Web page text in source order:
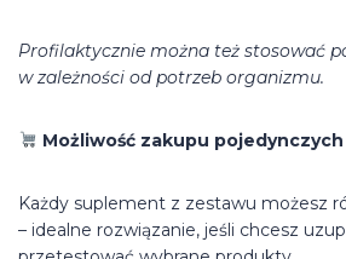
Profilaktycznie można też stosować
w zależności od potrzeb organizmu.
Możliwość zakupu
Każdy suplement z zestawu możesz
– idealne rozwiązanie, jeśli chcesz